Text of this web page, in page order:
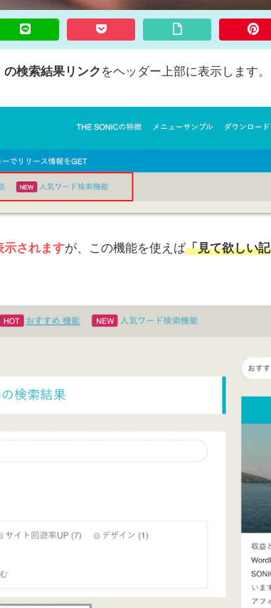
検索結果リンク をヘッダー上部に表示します。
示されますが、この機能を使えば「見て欲しい記